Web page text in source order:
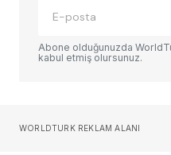
Yorum
Sizin adınız*
Abone olduğunuzda
kabul etmiş olursunuz.
WORLDTURK REKLAM ALANI